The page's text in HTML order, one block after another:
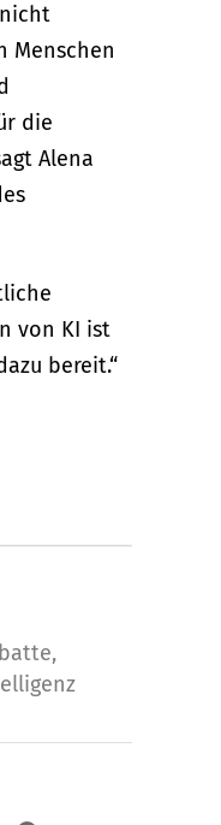
Menschen
die
Alena
von KI ist
bereit.“
,